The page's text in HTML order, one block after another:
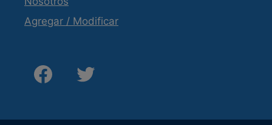
Agregar / Modificar